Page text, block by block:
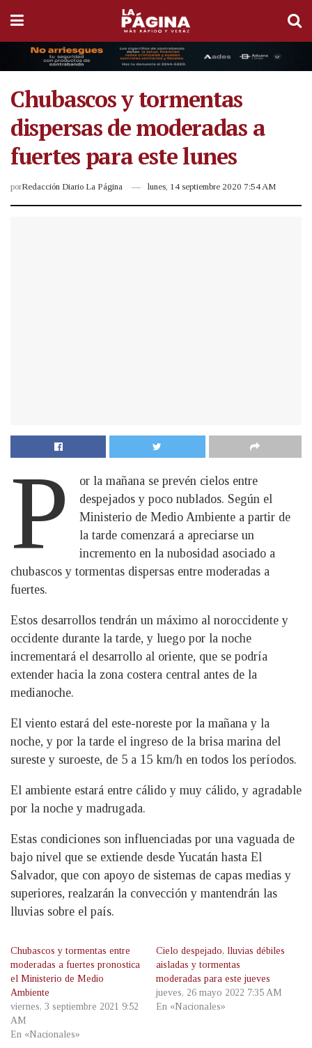
Chubascos y tormentas
dispersas de moderadas a
fuertes para este lunes
porRedacción Diario La Página lunes, 14 septiembre 2020 7:54 AM
P
or la mañana se prevén cielos entre
despejados y poco nublados. Según el
Ministerio de Medio Ambiente a partir de
la tarde comenzará a apreciarse un
incremento en la nubosidad asociado a
chubascos y tormentas dispersas entre moderadas a
fuertes.
Estos desarrollos tendrán un máximo al noroccidente y
occidente durante la tarde, y luego por la noche
incrementará el desarrollo al oriente, que se podría
extender hacia la zona costera central antes de la
medianoche.
El viento estará del este-noreste por la mañana y la
noche, y por la tarde el ingreso de la brisa marina del
sureste y suroeste, de 5 a 15 km/h en todos los períodos.
El ambiente estará entre cálido y muy cálido, y agradable
por la noche y madrugada.
Estas condiciones son influenciadas por una vaguada de
bajo nivel que se extiende desde Yucatán hasta El
Salvador, que con apoyo de sistemas de capas medias y
superiores, realzarán la convección y mantendrán las
lluvias sobre el país.
Chubascos y tormentas entre
moderadas a fuertes pronostica
el Ministerio de Medio
Ambiente
viernes, 3 septiembre 2021 9:52
AM
En «Nacionales»
Cielo despejado, lluvias débiles
aisladas y tormentas
moderadas para este jueves
jueves, 26 mayo 2022 7:35 AM
En «Nacionales»